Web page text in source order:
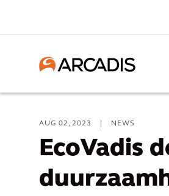
AUG 02, 2023 NEWS
EcoVadis